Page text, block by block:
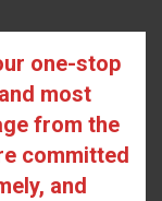
one-stop
most
from the
committed
and